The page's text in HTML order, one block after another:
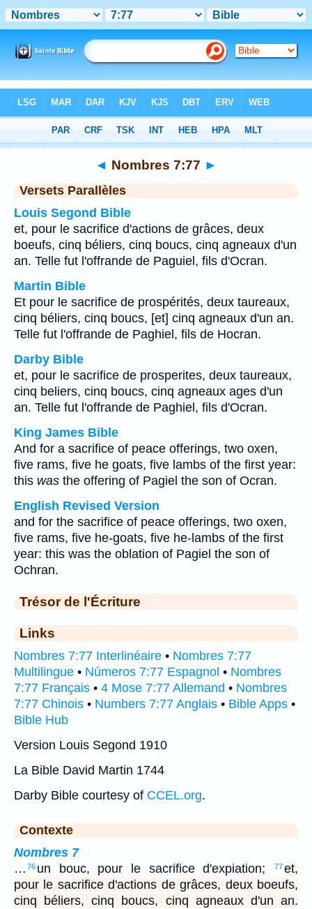
Chapitre 7 > Verset 77
◄ Nombres 7:77 ►
Versets Parallèles
Louis Segond Bible
et, pour le sacrifice d'actions de grâces, deux
boeufs, cinq béliers, cinq boucs, cinq agneaux d'un
an. Telle fut l'offrande de Paguiel, fils d'Ocran.
Martin Bible
Et pour le sacrifice de prospérités, deux taureaux,
cinq béliers, cinq boucs, [et] cinq agneaux d'un an.
Telle fut l'offrande de Paghiel, fils de Hocran.
Darby Bible
et, pour le sacrifice de prosperites, deux taureaux,
cinq beliers, cinq boucs, cinq agneaux ages d'un
an. Telle fut l'offrande de Paghiel, fils d'Ocran.
King James Bible
And for a sacrifice of peace offerings, two oxen,
five rams, five he goats, five lambs of the first year:
this was the offering of Pagiel the son of Ocran.
English Revised Version
and for the sacrifice of peace offerings, two oxen,
five rams, five he-goats, five he-lambs of the first
year: this was the oblation of Pagiel the son of
Ochran.
Trésor de l'Écriture
Links
Nombres 7:77 Interlinéaire • Nombres 7:77
Multilingue • Números 7:77 Espagnol • Nombres
7:77 Français • 4 Mose 7:77 Allemand • Nombres
7:77 Chinois • Numbers 7:77 Anglais • Bible Apps •
Bible Hub
Version Louis Segond 1910
La Bible David Martin 1744
Darby Bible courtesy of CCEL.org.
Contexte
Nombres 7
… 76 un bouc, pour le sacrifice d'expiation; 77et,
pour le sacrifice d'actions de grâces, deux boeufs,
cinq béliers, cinq boucs, cinq agneaux d'un an.